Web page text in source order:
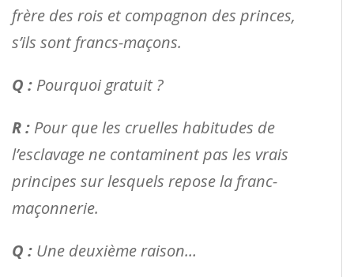
frère des rois et compagnon des princes,
s’ils sont francs-maçons.
Q : Pourquoi gratuit ?
R : Pour que les cruelles habitudes de
l’esclavage ne contaminent pas les vrais
principes sur lesquels repose la franc-
maçonnerie.
Q : Une deuxième raison…